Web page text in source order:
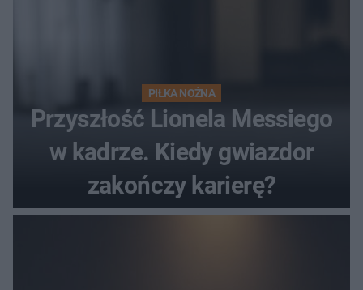
PIŁKA NOŻNA
Przyszłość Lionela Messiego
w kadrze. Kiedy gwiazdor
zakończy karierę?